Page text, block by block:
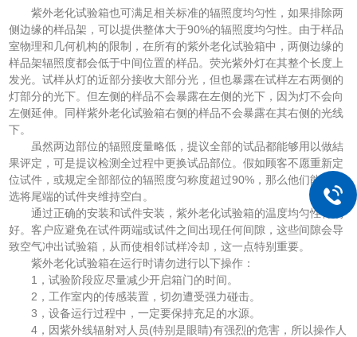
紫外老化试验箱也可满足相关标准的辐照度均匀性，如果排除两
侧边缘的样品架，可以提供整体大于90%的辐照度均匀性。由于样品
室物理和几何机构的限制，在所有的紫外老化试验箱中，两侧边缘的
样品架辐照度都会低于中间位置的样品。荧光紫外灯在其整个长度上
发光。试样从灯的近部分接收大部分光，但也暴露在试样左右两侧的
灯部分的光下。但左侧的样品不会暴露在左侧的光下，因为灯不会向
左侧延伸。同样紫外老化试验箱右侧的样品不会暴露在其右侧的光线
下。
虽然两边部位的辐照度量略低，提议全部的试品都能够用以做結
果评定，可是提议检测全过程中更换试品部位。假如顾客不愿重新定
位试件，或规定全部部位的辐照度匀称度超过90%，那么他们能够挑
选将尾端的试件夹维持空白。
通过正确的安装和试件安装，紫外老化试验箱的温度均匀性特别
好。客户应避免在试件两端或试件之间出现任何间隙，这些间隙会导
致空气冲出试验箱，从而使相邻试样冷却，这一点特别重要。
紫外老化试验箱在运行时请勿进行以下操作：
1，试验阶段应尽量减少开启箱门的时间。
2，工作室内的传感装置，切勿遭受强力碰击。
3，设备运行过程中，一定要保持充足的水源。
4，因紫外线辐射对人员(特别是眼睛)有强烈的危害，所以操作人